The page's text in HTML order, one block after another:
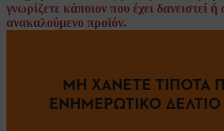
γνωρίζετε κάποιον που έχει δανειστεί ή
ανακαλούμενο προϊόν.
ΜΗ ΧΑΝΕΤΕ ΤΙΠΟΤΑ
ΕΝΗΜΕΡΩΤΙΚΟ ΔΕΛΤΙΟ